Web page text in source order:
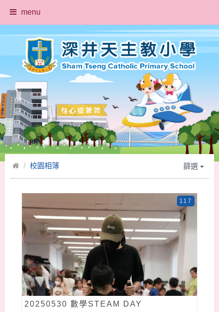
menu
校園相簿 篩選
20250530 數學STEAM DAY
117